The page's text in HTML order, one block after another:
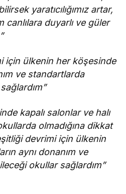
yaratıcılığımız artar,
duyarlı ve güler
için ülkenin her köşesinde
ve standartlarda
kapalı salonlar ve halı
olmadığına dikkat
devrimi için ülkenin
aynı donanım ve
okullar sağlardım”